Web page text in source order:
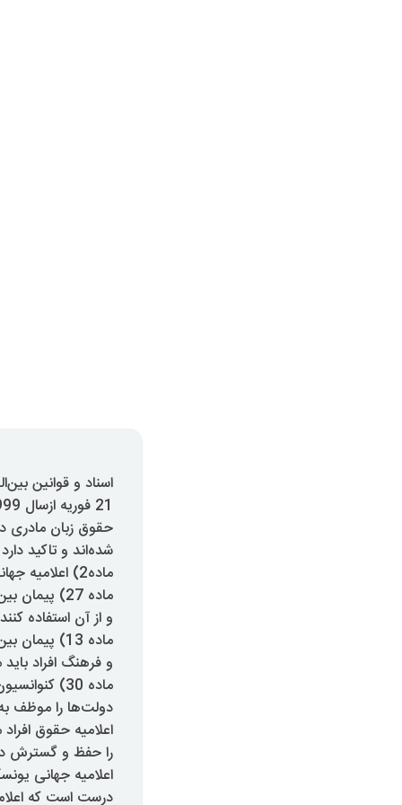
اسناد و قوانین
21 فوریه ازسال 1999، توسط سازمان جهانی یونسکو به عنوان روز جهانی زبان مادری نام‌گذاری شده است.
حقوق زبان مادری
شده‌اند و تاکید
ماده2) اعلامیه جهانی حقوق بشر؛ هیچ فردی نباید به دلیل زبان خود مورد تبعیض قرار گیرد.
ماده 27)
و از آن استفاده
ماده 13)
و فرهنگ افراد باید
ماده 30)
دولت‌ها را موظف
اعلامیه حقوق
را حفظ و گسترش
اعلامیه جهانی
درست است که